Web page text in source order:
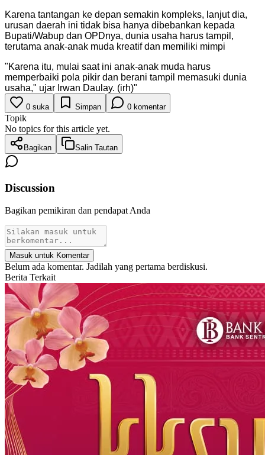
Karena tantangan ke depan semakin kompleks, lanjut dia,
urusan daerah ini tidak bisa hanya dibebankan kepada
Bupati/Wabup dan OPDnya, dunia usaha harus tampil,
terutama anak-anak muda kreatif dan memiliki mimpi
"Karena itu, mulai saat ini anak-anak muda harus
memperbaiki pola pikir dan berani tampil memasuki dunia
usaha," ujar Irwan Daulay. (irh)"
0 suka Simpan 0 komentar
Topik
No topics for this article yet.
Bagikan Salin Tautan
Discussion
Bagikan pemikiran dan pendapat Anda
Masuk untuk Komentar
Belum ada komentar. Jadilah yang pertama berdiskusi.
Berita Terkait